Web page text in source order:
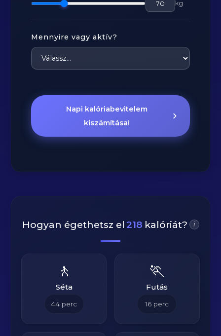
kg
Mennyire vagy aktív?
Napi kalóriabevitelem
kiszámítása!
Hogyan égethetsz el 218 kalóriát? i
🚶
Séta
44 perc
🏃
Futás
16 perc